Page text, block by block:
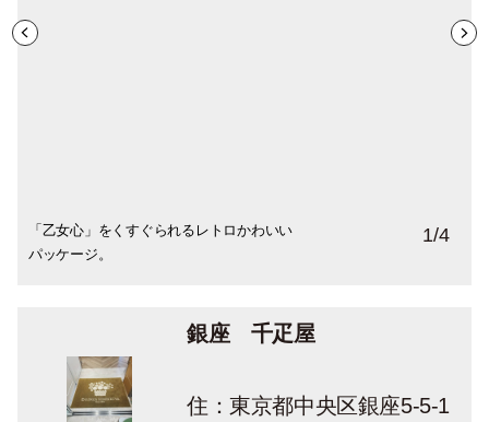
「乙女心」をくすぐられるレトロかわいい
パッケージ。
バスケットに盛られたフルーツのロゴ。
銀座店の２階のフルーツパーラーに上る階
段にもフルーツの意匠が！
築地店限定の「いちごとベリーのショコラ
サンド」も絶品。（期間限定）
1/4
銀座 千疋屋
住：東京都中央区銀座5-5-1